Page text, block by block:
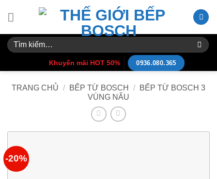
Tìm
kiếm:
Khuyến mãi HOT 50% 0936.080.365
TRANG CHỦ / BẾP TỪ BOSCH /
BẾP TỪ BOSCH 3
VÙNG NẤU
-20%